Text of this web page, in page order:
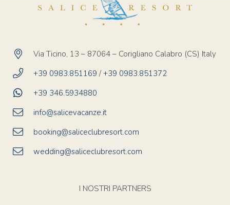
Via Ticino, 13 – 87064 – Corigliano Calabro (CS) Italy
+39 0983.851169 /+39 0983.851372
+39 346.5934880
info@salicevacanze.it
booking@saliceclubresort.com
wedding@saliceclubresort.com
I NOSTRI PARTNERS